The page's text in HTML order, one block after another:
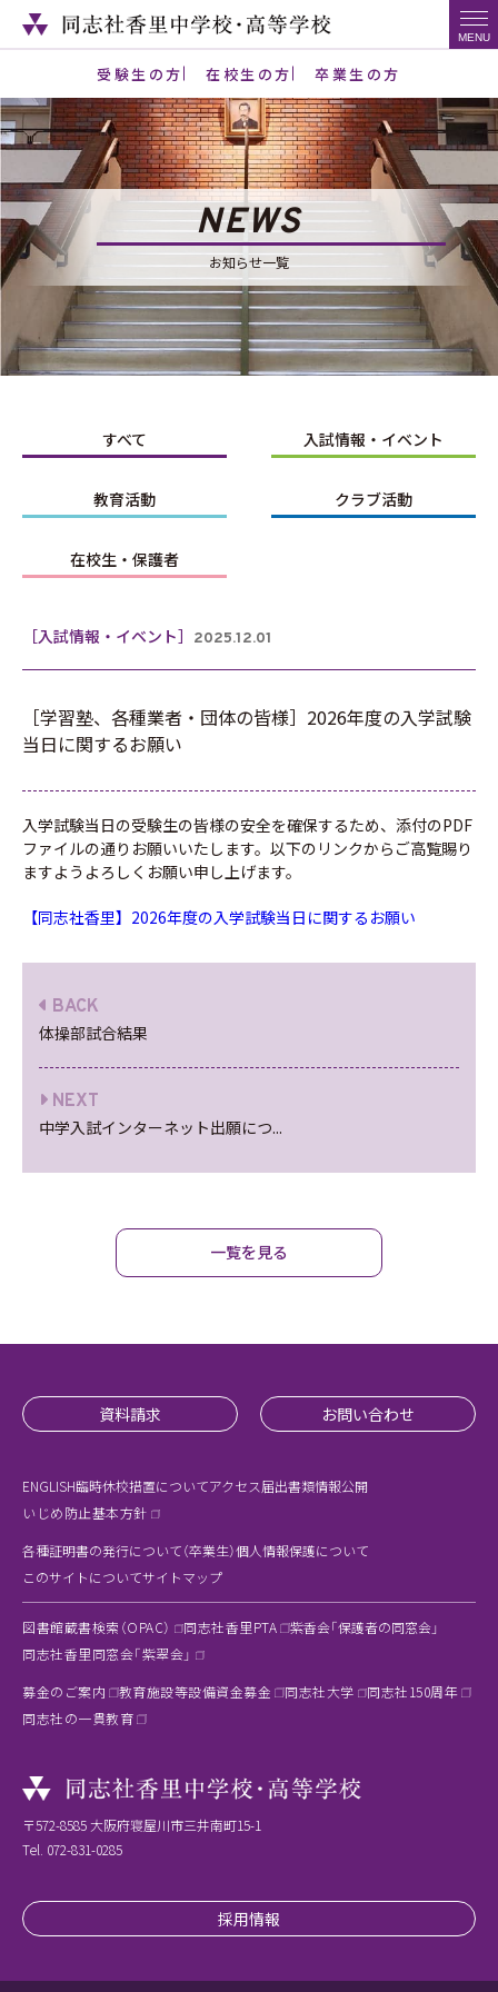
受験生の方 在校生の方 卒業生の方
NEWS
お知らせ一覧
すべて 入試情報・イベント
教育活動 クラブ活動
在校生・保護者
［入試情報・イベント］ 2025.12.01
［学習塾、各種業者・団体の皆様］2026年度の入学試験
当日に関するお願い
入学試験当日の受験生の皆様の安全を確保するため、添付のPDF
ファイルの通りお願いいたします。以下のリンクからご高覧賜り
ますようよろしくお願い申し上げます。
【同志社香里】2026年度の入学試験当日に関するお願い
BACK
体操部試合結果
NEXT
中学入試インターネット出願につ...
一覧を見る
資料請求 お問い合わせ
〒572-8585 大阪府寝屋川市三井南町15-1
Tel. 072-831-0285
ENGLISH臨時休校措置についてアクセス届出書類情報公開
いじめ防止基本方針
各種証明書の発行について（卒業生）個人情報保護について
このサイトについてサイトマップ
図書館蔵書検索（OPAC） 同志社香里PTA
紫香会「保護者の同窓会」
同志社香里同窓会「紫翠会」
募金のご案内
教育施設等設備資金募金 同志社大学
同志社150周年
同志社の一貫教育
採用情報